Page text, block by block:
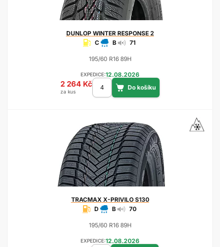
DUNLOPWINTER RESPONSE 2
C
B 71
195/60 R16 89H
EXPEDICE:12.08.2026
2 264 Kč
za kus
TRACMAX X-PRIVILO S130
D
B 70
195/60 R16 89H
EXPEDICE:12.08.2026